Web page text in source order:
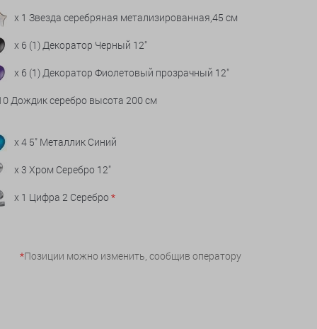
x 1 Звезда серебряная метализированная,45 см
x 6 (1) Декоратор Черный 12"
x 6 (1) Декоратор Фиолетовый прозрачный 12"
Дождик серебро высота 200 см
x 4 5" Металлик Синий
x 3 Хром Серебро 12"
x 1 Цифра 2 Серебро *
*Позиции можно изменить, сообщив оператору